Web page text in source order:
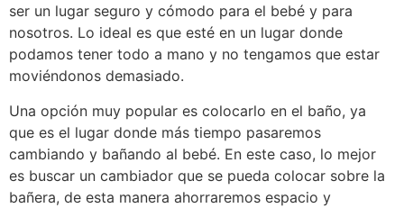
ser un lugar seguro y cómodo para el bebé y para
nosotros. Lo ideal es que esté en un lugar donde
podamos tener todo a mano y no tengamos que estar
moviéndonos demasiado.
Una opción muy popular es colocarlo en el baño, ya
que es el lugar donde más tiempo pasaremos
cambiando y bañando al bebé. En este caso, lo mejor
es buscar un cambiador que se pueda colocar sobre la
bañera, de esta manera ahorraremos espacio y